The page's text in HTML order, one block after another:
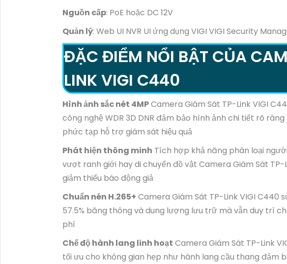
Nguồn cấp: PoE hoặc DC 12V
Quản lý: Web UI NVR UI ứng dụng VIGI VIGI Security
ĐẶC ĐIỂM NỔI BẬT CỦA
LINK VIGI C440
Hình ảnh sắc nét 4MPCamera Giám Sát TP-Link VIGI
công nghệ WDR 3D DNR đảm bảo hình ảnh chi tiết rõ
phức tạp hỗ trợ giám sát hiệu quả
Phát hiện thông minh Tích hợp khả năng phân loại
vượt ranh giới hay di chuyển đồ vật Camera Giám Sát
giảm thiểu báo động giả
Chuẩn nén H.265+ Camera Giám Sát TP-Link VIGI C440
57.5% băng thông và dung lượng lưu trữ mà vẫn duy trì
phí
Chế độ hành lang linh hoạt Camera Giám Sát TP-Link
tối ưu cho không gian hẹp như hành lang cầu thang đảm